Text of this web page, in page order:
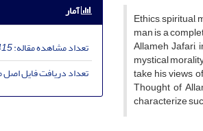
Ethics, spiritual,
man is a
Allameh Jafari,
mystical
take his views
Thought of
characterize
آمار
تعداد مشاهده مقاله:
تعداد دریافت فایل اصل